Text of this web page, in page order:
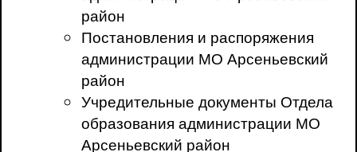
район
Постановления и распоряжения
администрации МО Арсеньевский
район
Учредительные документы Отдела
образования администрации МО
Арсеньевский район